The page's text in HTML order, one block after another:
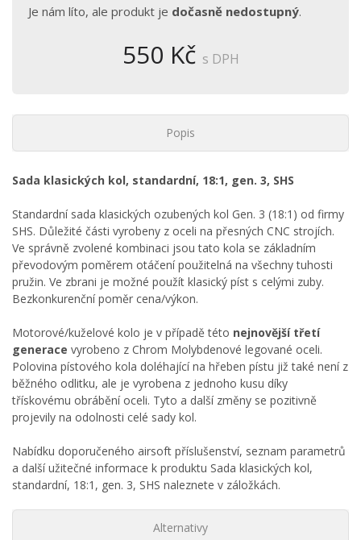
Je nám líto, ale produkt je dočasně nedostupný.
550 Kč s DPH
Popis
Sada klasických kol, standardní, 18:1, gen. 3, SHS
Standardní sada klasických ozubených kol Gen. 3 (18:1) od firmy
SHS. Důležité části vyrobeny z oceli na přesných CNC strojích.
Ve správně zvolené kombinaci jsou tato kola se základním
převodovým poměrem otáčení použitelná na všechny tuhosti
pružin. Ve zbrani je možné použít klasický píst s celými zuby.
Bezkonkurenční poměr cena/výkon.
Motorové/kuželové kolo je v případě této nejnovější třetí
generace vyrobeno z Chrom Molybdenové legované oceli.
Polovina pístového kola doléhající na hřeben pístu již také není z
běžného odlitku, ale je vyrobena z jednoho kusu díky
třískovému obrábění oceli. Tyto a další změny se pozitivně
projevily na odolnosti celé sady kol.
Nabídku doporučeného airsoft příslušenství, seznam parametrů
a další užitečné informace k produktu Sada klasických kol,
standardní, 18:1, gen. 3, SHS naleznete v záložkách.
Alternativy